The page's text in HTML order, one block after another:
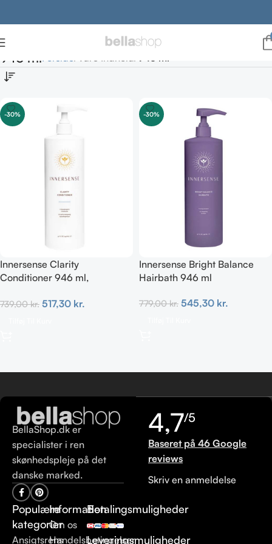
946 ml
-30%
Innersense Clarity
Conditioner 946 ml,
free
739,00kr. 517,30 kr.
-30%
Innersense Bright Balance
Hairbath 946 ml
779,00kr. 545,30 kr.
BellaShop.dk er
specialister i ren
skønhedspleje på det
danske marked.
Populære
kategorier
Ansigtsrens
Information
Om os
Handelsbetingelser
Betalingsmuligheder
Leveringsmuligheder
4,7/5
Baseret på 46 Google
reviews
Skriv en anmeldelse